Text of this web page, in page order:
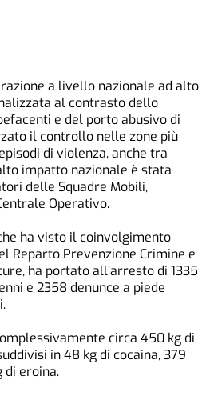
a livello nazionale ad alto
al contrasto dello
e del porto abusivo di
il controllo nelle zone più
di violenza, anche tra
impatto nazionale è stata
delle Squadre Mobili,
Operativo.
ha visto il coinvolgimento
Reparto Prevenzione Crimine e
ha portato all’arresto di 1335
e 2358 denunce a piede
circa 450 kg di
in 48 kg di cocaina, 379
di eroina.